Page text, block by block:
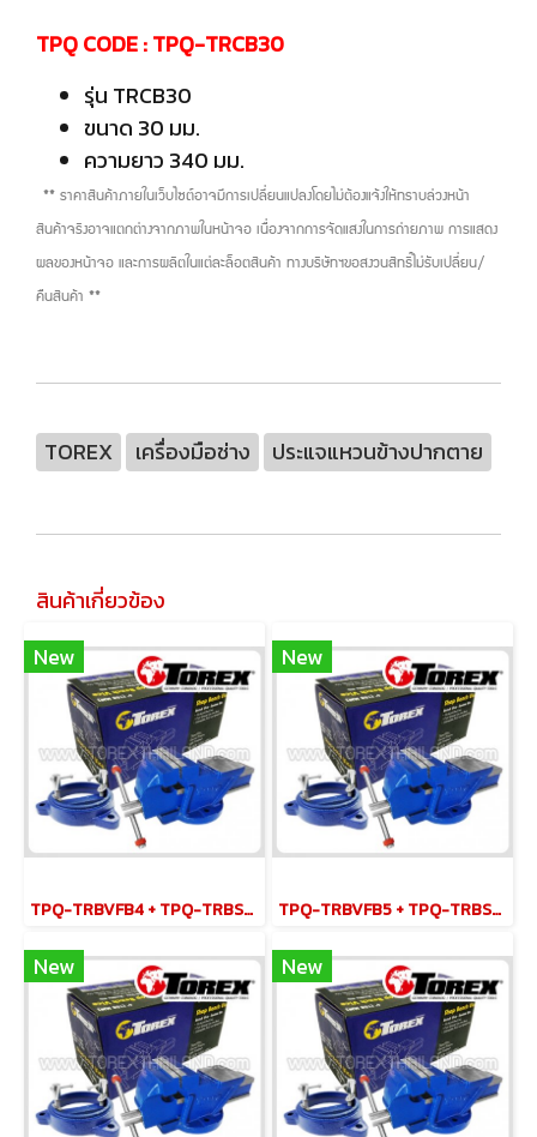
TPQ CODE : TPQ-TRCB30
รุ่น TRCB30
ขนาด 30 มม.
ความยาว 340 มม.
** ราคาสินค้าภายในเว็บไซต์อาจมีการเปลี่ยนแปลงโดยไม่ต้องแจ้งให้ทราบล่วงหน้า
สินค้าจริงอาจแตกต่างจากภาพในหน้าจอ เนื่องจากการจัดแสงในการถ่ายภาพ การแสดง
ผลของหน้าจอ และการผลิตในแต่ละล็อตสินค้า ทางบริษัทฯขอสงวนสิทธิ์ไม่รับเปลี่ยน/
คืนสินค้า **
TOREX เครื่องมือช่าง ประแจแหวนข้างปากตาย
สินค้าเกี่ยวข้อง
New
TPQ-TRBVFB4 + TPQ-TRBSWV4 ชุดปากกาจับชิ้นงาน 100 มม. (4") พร้อมฐานหมุน
New
TPQ-TRBVFB5 + TPQ-TRBSWV5 ชุดปากกาจับชิ้นงาน 125 มม. (5") พร้อมฐานหมุน
New New